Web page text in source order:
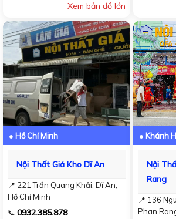
Xem bản đồ lớn
● Hồ Chí Minh
Nội Thất Giá Kho Dĩ An
📍 221 Trần Quang Khải, Dĩ An,
Hồ Chí Minh
📞 0932.385.878
● Khánh
Nội
Rang
📍 136
Phan